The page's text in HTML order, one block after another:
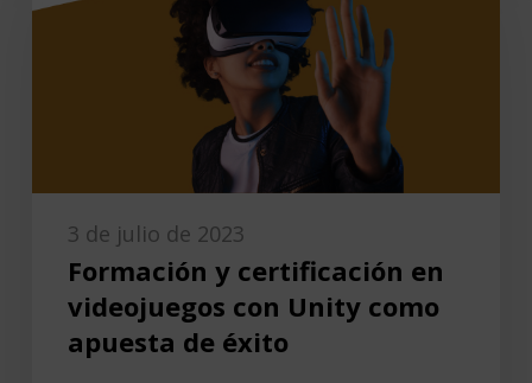
Formación y certificación en
videojuegos con Unity como
apuesta de éxito
3 de julio de 2023